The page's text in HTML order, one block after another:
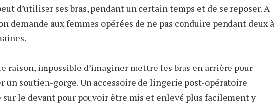
d’utiliser ses bras, pendant un certain temps et de se reposer. A
demande aux femmes opérées de ne pas conduire pendant deux à
raison, impossible d’imaginer mettre les bras en arrière pour
un soutien-gorge. Un accessoire de lingerie post-opératoire
sur le devant pour pouvoir être mis et enlevé plus facilement y